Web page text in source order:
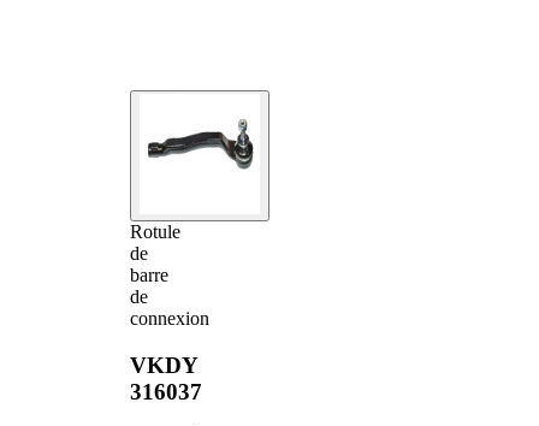
Rotule
de
barre
de
connexion
VKDY
316037